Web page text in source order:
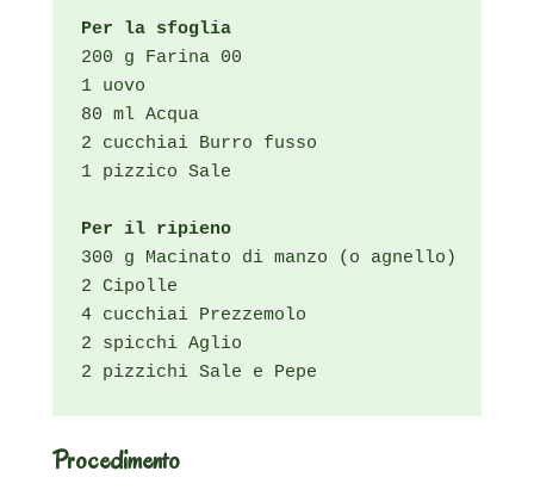
Per la sfoglia
200 g Farina 00
1 uovo
80 ml Acqua
2 cucchiai Burro fusso
1 pizzico Sale
Per il ripieno
300 g Macinato di manzo (o agnello)
2 Cipolle
4 cucchiai Prezzemolo
2 spicchi Aglio
2 pizzichi Sale e Pepe
Procedimento